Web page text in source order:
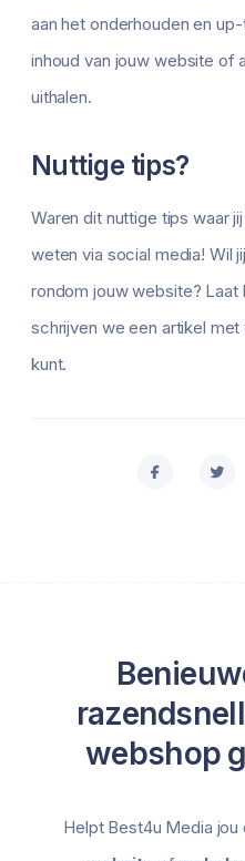
aan het onderhouden en
inhoud van jouw website of
uithalen.
Nuttige tips?
Waren dit nuttige tips waar
weten via social media! Wil
rondom jouw website?
schrijven we een artikel
kunt.
webshop
Helpt Best4u Media jou